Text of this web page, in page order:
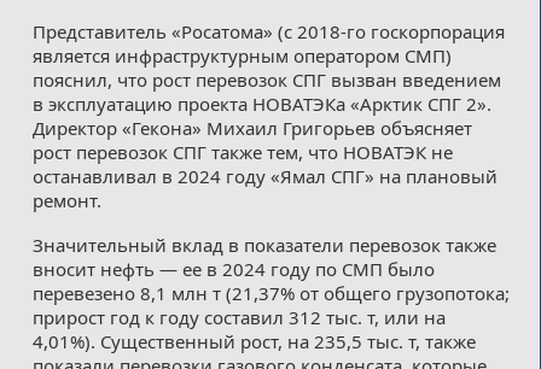
Представитель «Росатома» (с 2018-го госкорпорация
является инфраструктурным оператором СМП)
пояснил, что рост перевозок СПГ вызван введением
в эксплуатацию проекта НОВАТЭКа «Арктик СПГ 2».
Директор «Гекона» Михаил Григорьев объясняет
рост перевозок СПГ также тем, что НОВАТЭК не
останавливал в 2024 году «Ямал СПГ» на плановый
ремонт.
Значительный вклад в показатели перевозок также
вносит нефть — ее в 2024 году по СМП было
перевезено 8,1 млн т (21,37% от общего грузопотока;
прирост год к году составил 312 тыс. т, или на
4,01%). Существенный рост, на 235,5 тыс. т, также